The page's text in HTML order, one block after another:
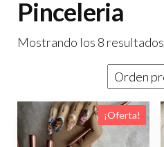
Pinceleria
Mostrando los 8 resultados
¡Oferta!